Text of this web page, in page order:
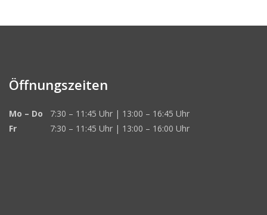
Öffnungszeiten
Mo – Do 7:30 – 11:45 Uhr | 13:00 – 16:45 Uhr
Fr
7:30 – 11:45 Uhr | 13:00 – 16:00 Uhr